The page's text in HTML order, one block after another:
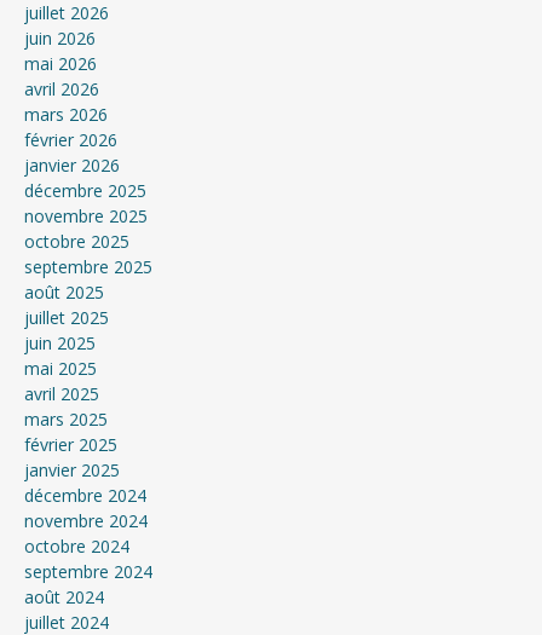
juillet 2026
juin 2026
mai 2026
avril 2026
mars 2026
février 2026
janvier 2026
décembre 2025
novembre 2025
octobre 2025
septembre 2025
août 2025
juillet 2025
juin 2025
mai 2025
avril 2025
mars 2025
février 2025
janvier 2025
décembre 2024
novembre 2024
octobre 2024
septembre 2024
août 2024
juillet 2024